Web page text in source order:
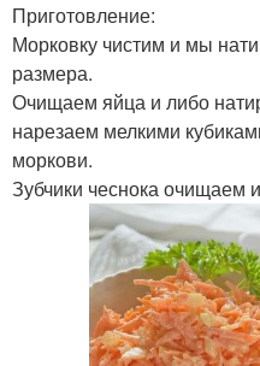
Приготовление:
Морковку чистим и мы
размера.
Очищаем яйца и либо
нарезаем мелкими
моркови.
Зубчики чеснока очищаем